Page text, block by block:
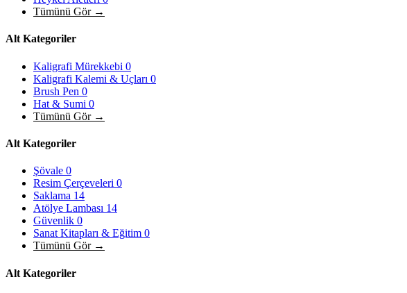
Tümünü Gör →
Alt Kategoriler
Kaligrafi Mürekkebi 0
Kaligrafi Kalemi & Uçları 0
Brush Pen 0
Hat & Sumi 0
Tümünü Gör →
Alt Kategoriler
Şövale 0
Resim Çerçeveleri 0
Saklama 14
Atölye Lambası 14
Güvenlik 0
Sanat Kitapları & Eğitim 0
Tümünü Gör →
Alt Kategoriler